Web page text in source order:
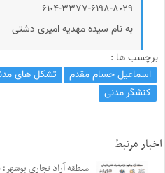
۶۱٠۴-۳۳۷۷-۶۱۹۸-۸٠۲۹
به نام سیده مهدیه امیری دشتی
برچسب ها :
اسماعیل حسام مقدم
تشکل های
کنشگر مدنی
اخبار مرتبط
منطقه آزاد تجاری